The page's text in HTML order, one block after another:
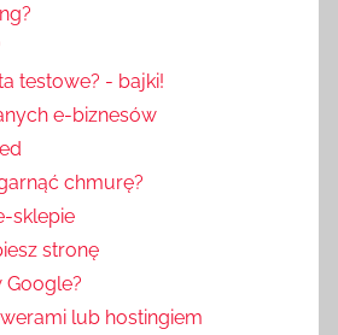
testowe? - bajki!
e-biznesów
chmurę?
sklepie
stronę
Google?
lub hostingiem